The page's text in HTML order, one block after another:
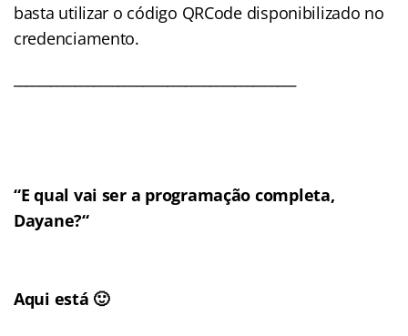
basta utilizar o código QRCode disponibilizado no
credenciamento.
“E qual vai ser a programação completa,
Dayane?“
Aqui está 🙂